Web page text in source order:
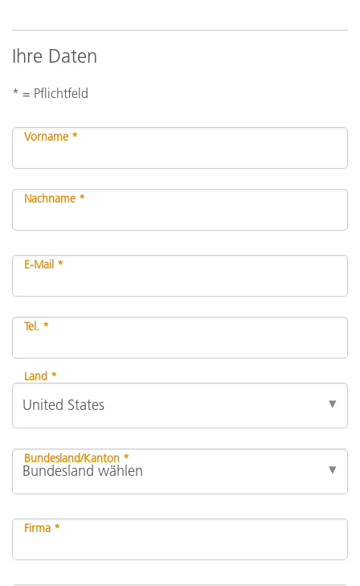
Ihre Daten
* = Pflichtfeld
Vorname *
Nachname *
E-Mail *
Tel. *
Land *
Bundesland/Kanton *
Firma *